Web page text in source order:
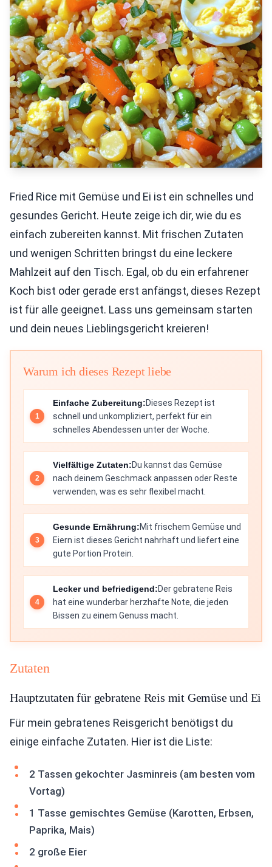
Fried Rice mit Gemüse und Ei ist ein schnelles und
gesundes Gericht. Heute zeige ich dir, wie du es
einfach zubereiten kannst. Mit frischen Zutaten
und wenigen Schritten bringst du eine leckere
Mahlzeit auf den Tisch. Egal, ob du ein erfahrener
Koch bist oder gerade erst anfängst, dieses Rezept
ist für alle geeignet. Lass uns gemeinsam starten
und dein neues Lieblingsgericht kreieren!
Warum ich dieses Rezept liebe
Einfache Zubereitung:Dieses Rezept ist
schnell und unkompliziert, perfekt für ein
schnelles Abendessen unter der Woche.
Vielfältige Zutaten:Du kannst das Gemüse
nach deinem Geschmack anpassen oder Reste
verwenden, was es sehr flexibel macht.
Gesunde Ernährung:Mit frischem Gemüse und
Eiern ist dieses Gericht nahrhaft und liefert eine
gute Portion Protein.
Lecker und befriedigend:Der gebratene Reis
hat eine wunderbar herzhafte Note, die jeden
Bissen zu einem Genuss macht.
Zutaten
Hauptzutaten für gebratene Reis mit Gemüse und Ei
Für mein gebratenes Reisgericht benötigst du
einige einfache Zutaten. Hier ist die Liste:
2 Tassen gekochter Jasminreis (am besten vom
Vortag)
1 Tasse gemischtes Gemüse (Karotten, Erbsen,
Paprika, Mais)
2 große Eier